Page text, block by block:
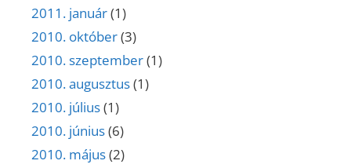
2011. január(1)
2010. október(3)
2010. szeptember(1)
2010. augusztus(1)
2010. július(1)
2010. június(6)
2010. május(2)